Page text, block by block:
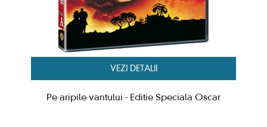
VEZI DETALII
Pe aripile vantului - Editie Speciala Oscar